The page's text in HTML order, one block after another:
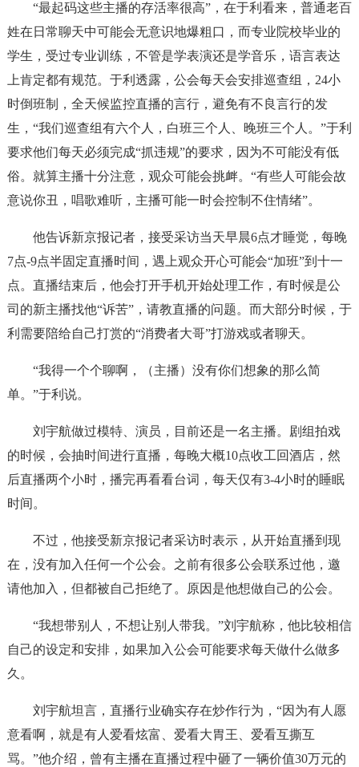
“最起码这些主播的存活率很高”，在于利看来，普通老百
姓在日常聊天中可能会无意识地爆粗口，而专业院校毕业的
学生，受过专业训练，不管是学表演还是学音乐，语言表达
上肯定都有规范。于利透露，公会每天会安排巡查组，24小
时倒班制，全天候监控直播的言行，避免有不良言行的发
生，“我们巡查组有六个人，白班三个人、晚班三个人。”于利
要求他们每天必须完成“抓违规”的要求，因为不可能没有低
俗。就算主播十分注意，观众可能会挑衅。“有些人可能会故
意说你丑，唱歌难听，主播可能一时会控制不住情绪”。
他告诉新京报记者，接受采访当天早晨6点才睡觉，每晚
7点-9点半固定直播时间，遇上观众开心可能会“加班”到十一
点。直播结束后，他会打开手机开始处理工作，有时候是公
司的新主播找他“诉苦”，请教直播的问题。而大部分时候，于
利需要陪给自己打赏的“消费者大哥”打游戏或者聊天。
“我得一个个聊啊，（主播）没有你们想象的那么简
单。”于利说。
刘宇航做过模特、演员，目前还是一名主播。剧组拍戏
的时候，会抽时间进行直播，每晚大概10点收工回酒店，然
后直播两个小时，播完再看看台词，每天仅有3-4小时的睡眠
时间。
不过，他接受新京报记者采访时表示，从开始直播到现
在，没有加入任何一个公会。之前有很多公会联系过他，邀
请他加入，但都被自己拒绝了。原因是他想做自己的公会。
“我想带别人，不想让别人带我。”刘宇航称，他比较相信
自己的设定和安排，如果加入公会可能要求每天做什么做多
久。
刘宇航坦言，直播行业确实存在炒作行为，“因为有人愿
意看啊，就是有人爱看炫富、爱看大胃王、爱看互撕互
骂。”他介绍，曾有主播在直播过程中砸了一辆价值30万元的